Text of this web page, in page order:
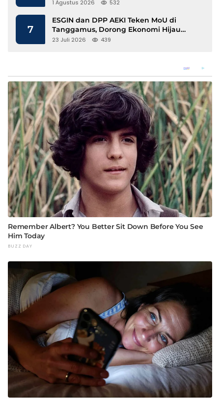
1 Agustus 2026 532
7
ESGIN dan DPP AEKI Teken MoU di
Tanggamus, Dorong Ekonomi Hijau
Berbasis Kopi dan Perdagangan Karbon
23 Juli 2026 439